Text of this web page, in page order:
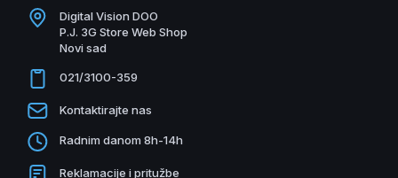
Digital Vision DOO
P.J. 3G Store Web Shop
Novi sad
021/3100-359
Kontaktirajte nas
Radnim danom 8h-14h
Reklamacije i pritužbe